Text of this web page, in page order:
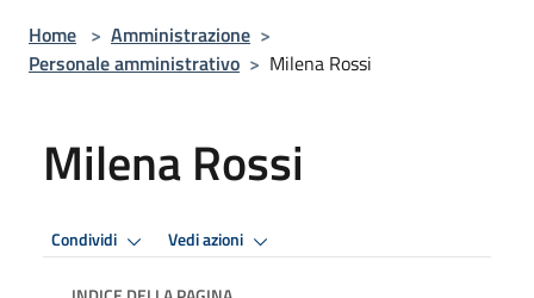
Home > Amministrazione >
Personale amministrativo > Milena Rossi
Milena Rossi
Condividi Vedi azioni